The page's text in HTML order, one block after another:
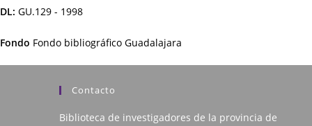
DL: GU.129 - 1998
Fondo Fondo bibliográfico Guadalajara
Contacto
Biblioteca de investigadores de la provincia de